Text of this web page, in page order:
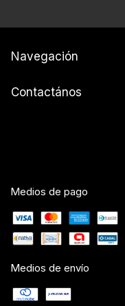
Navegación
Contactános
Medios de pago
Medios de envío